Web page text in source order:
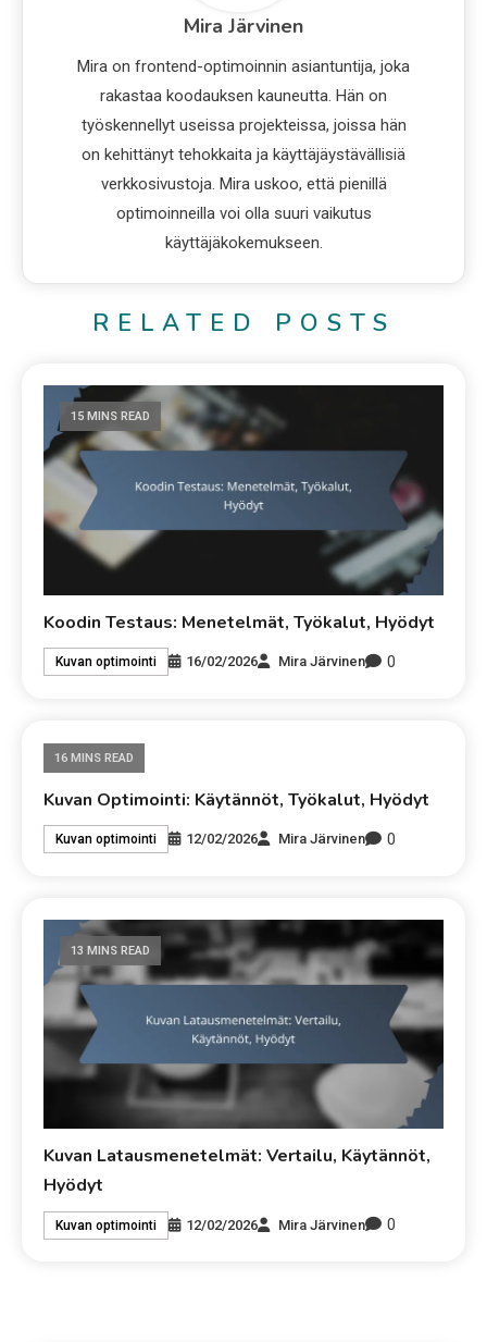
Mira Järvinen
Mira on frontend-optimoinnin asiantuntija, joka
rakastaa koodauksen kauneutta. Hän on
työskennellyt useissa projekteissa, joissa hän
on kehittänyt tehokkaita ja käyttäjäystävällisiä
verkkosivustoja. Mira uskoo, että pienillä
optimoinneilla voi olla suuri vaikutus
käyttäjäkokemukseen.
RELATED POSTS
15 MINS READ
Koodin Testaus: Menetelmät, Työkalut, Hyödyt
Kuvan optimointi 16/02/2026 Mira Järvinen 0
16 MINS READ
Kuvan Optimointi: Käytännöt, Työkalut, Hyödyt
Kuvan optimointi 12/02/2026 Mira Järvinen 0
13 MINS READ
Kuvan Latausmenetelmät: Vertailu, Käytännöt,
Hyödyt
Kuvan optimointi 12/02/2026 Mira Järvinen 0